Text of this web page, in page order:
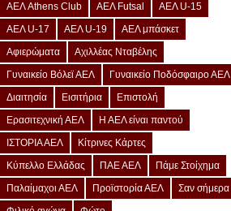
ΑΕΛ Athens Club
ΑΕΛ Futsal
ΑΕΛ U-15
ΑΕΛ U-17
ΑΕΛ U-19
ΑΕΛ μπάσκετ
Αφιερώματα
Αχιλλέας Νταβέλης
Γυναικείο Βόλεϊ ΑΕΛ
Γυναικείο Ποδόσφαιρο ΑΕΛ
Διαιτησία
Εισιτήρια
Επιστολή
Ερασιτεχνική ΑΕΛ
Η ΑΕΛ είναι παντού
ΙΣΤΟΡΙΑ ΑΕΛ
Κίτρινες Κάρτες
Κύπελλο Ελλάδας
ΠΑΕ ΑΕΛ
Πάμε Στοίχημα
Παλαίμαχοι ΑΕΛ
Προϊστορία ΑΕΛ
Σαν σήμερα